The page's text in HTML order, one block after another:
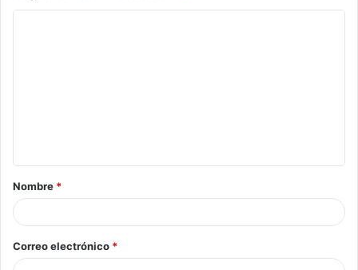
Nombre *
Correo electrónico *